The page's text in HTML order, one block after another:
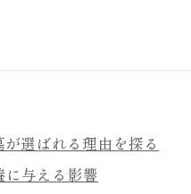
選ばれる理由を探る
与える影響